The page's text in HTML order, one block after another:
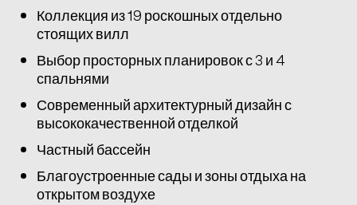
Коллекция из 19 роскошных отдельно
стоящих вилл
Выбор просторных планировок с 3 и 4
спальнями
Современный архитектурный дизайн с
высококачественной отделкой
Частный бассейн
Благоустроенные сады и зоны отдыха на
открытом воздухе